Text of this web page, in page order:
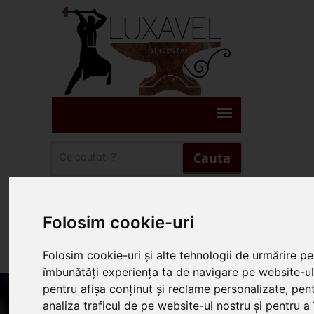
Folosim cookie-uri
Folosim cookie-uri și alte tehnologii de urmărire
îmbunătăți experiența ta de navigare pe website-
pentru afișa conținut și reclame personalizate,
analiza traficul de pe website-ul nostru și pentru a
Cauta
Suna 0745.578.165